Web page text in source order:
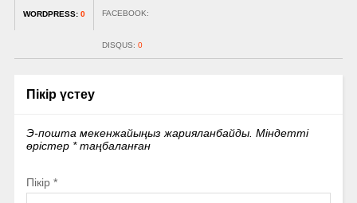
WORDPRESS: 0 FACEBOOK:
DISQUS: 0
Пікір үстеу
Э-пошта мекенжайыңыз жарияланбайды. Міндетті
өрістер *таңбаланған
Пікір *